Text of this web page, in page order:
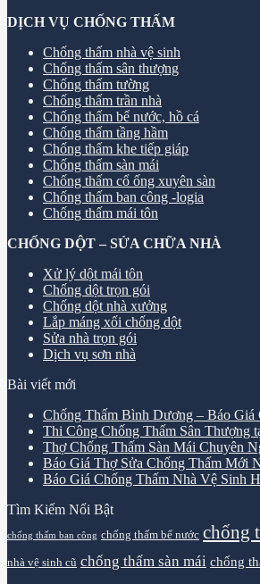
DỊCH VỤ CHỐNG THẤM
Chống thấm nhà vệ sinh
Chống thấm sân thượng
Chống thấm tường
Chống thấm trần nhà
Chống thấm bể nước, hồ cá
Chống thấm tầng hầm
Chống thấm khe tiếp giáp
Chống thấm sàn mái
Chống thấm cổ ống xuyên sàn
Chống thấm ban công -logia
Chống thấm mái tôn
CHỐNG DỘT – SỬA CHỮA NHÀ
Xử lý dột mái tôn
Chống dột trọn gói
Chống dột nhà xưởng
Lắp máng xối chống dột
Sửa nhà trọn gói
Dịch vụ sơn nhà
Bài viết mới
Chống Thấm Bình Dương – Báo Giá
Thi Công Chống Thấm Sân Thượng
Thợ Chống Thấm Sàn Mái Chuyên
Báo Giá Thợ Sửa Chống Thấm Mới
Báo Giá Chống Thấm Nhà Vệ Sinh
Tìm Kiếm Nổi Bật
chống thấm ban công chống thấm bể nước chống
nhà vệ sinh cũ chống thấm sàn mái chống